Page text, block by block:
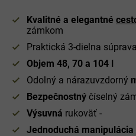
Kvalitné a elegantné
zámkom
Praktická 3-dielna súprava
Objem 48, 70 a 104 l
Odolný a nárazuvzdorný
Bezpečnostný číselný
Výsuvná rukoväť -
Jednoduchá manipulácia